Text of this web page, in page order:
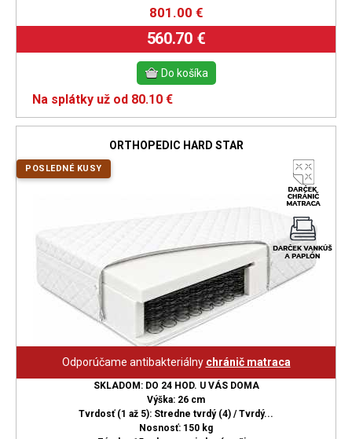
801.00 €
560.70 €
Na splátky už od 80.10 €
ORTHOPEDIC HARD STAR
POSLEDNÉ KUSY
Odporúčame antibakteriálny chránič matraca
SKLADOM: DO 24 HOD. U VÁS DOMA
Výška: 26 cm
Tvrdosť (1 až 5): Stredne tvrdý (4) / Tvrdý...
Nosnosť: 150 kg